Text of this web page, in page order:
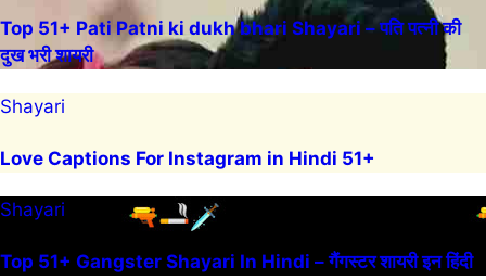
Top 51+ Pati Patni ki dukh bhari Shayari – पति पत्नी की
दुख भरी शायरी
Shayari
Love Captions For Instagram in Hindi 51+
Shayari
Top 51+ Gangster Shayari In Hindi – गैंगस्टर शायरी इन हिंदी